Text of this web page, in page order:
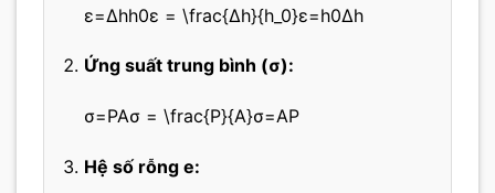
ε=Δhh0ε = \frac{Δh}{h_0}ε=h0Δh
Ứng suất trung bình (σ):
σ=PAσ = \frac{P}{A}σ=AP
Hệ số rỗng e: